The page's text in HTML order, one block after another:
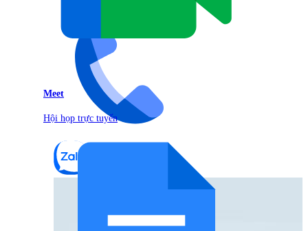
Meet
Hội họp trực tuyến